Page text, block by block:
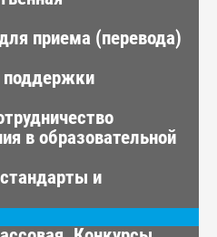
приема (перевода)
в образовательной
и